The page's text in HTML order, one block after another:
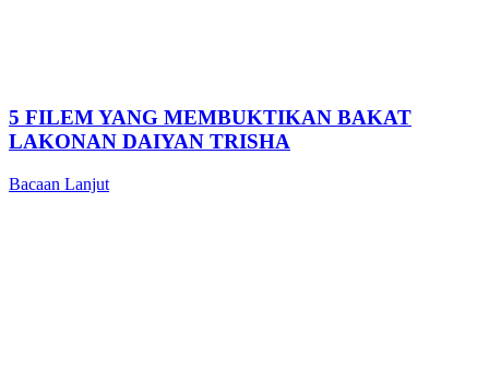
5 FILEM YANG MEMBUKTIKAN BAKAT
LAKONAN DAIYAN TRISHA
Bacaan Lanjut